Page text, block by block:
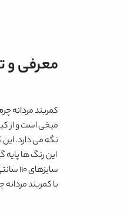
معرفی
کمربند مردانه چرم
میخی است و از
نگه می دارد. این
این رنگ ها پایه
سایزهای 110 سانتی متر، 115 سانتی متر، 120 سانتی متر، 125 سانتی متر و 130 سانتی متر ارائه شده است.
باکمربند مردانه چرم